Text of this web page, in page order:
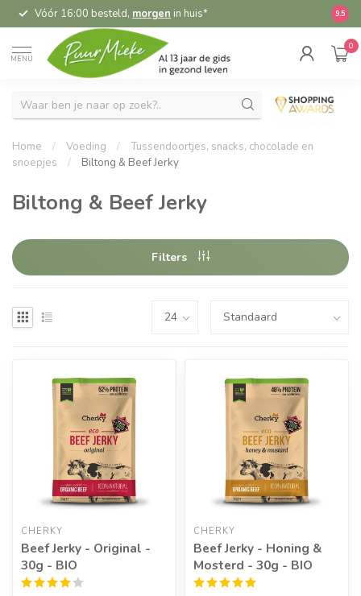
Vóór 16:00 besteld, morgen in huis* 9.5
MENU
0
Home / Voeding /
Tussendoortjes, snacks, chocolade en
snoepjes
/ Biltong & Beef Jerky
Biltong & Beef Jerky
Filters
CHERKY
Beef Jerky - Original -
30g - BIO
CHERKY
Beef Jerky - Honing &
Mosterd - 30g - BIO